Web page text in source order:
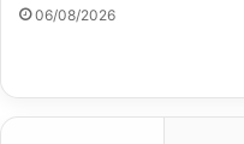
06/08/2026